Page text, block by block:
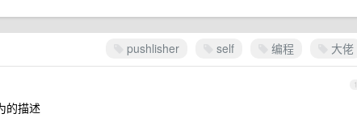
pushlisher self 编程 大佬
1
的描述